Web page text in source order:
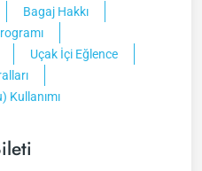
Bagaj Hakkı
Uçak İçi Eğlence
Kullanımı